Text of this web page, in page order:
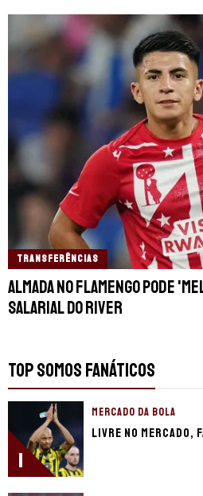
TRANSFERÊNCIAS
Almada no Flamengo pode
salarial do River
TOP SOMOS FANÁTICOS
1
MERCADO DA BOLA
Livre no mercado,